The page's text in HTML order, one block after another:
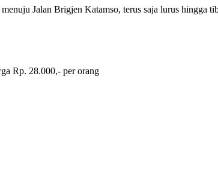
Jalan Brigjen Katamso, terus saja lurus hingga
Rp. 28.000,- per orang